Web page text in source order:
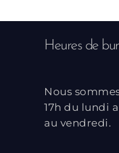
Heures de
Nous
17h du lundi
au vendredi.